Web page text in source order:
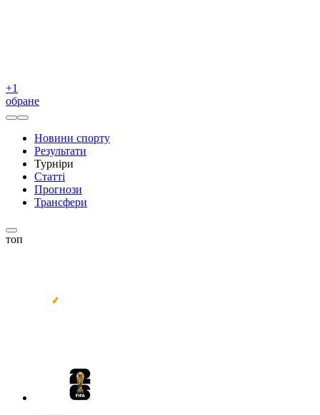
+1
обране
Новини спорту
Результати
Турніри
Статті
Прогнози
Трансфери
топ